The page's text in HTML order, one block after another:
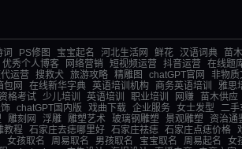
词 PS修图 宝宝起名 河北生活网 鲜花 汉语词典 苗
优秀个人博客 网络营销 短视频运营 抖音运营 在线题
运营 搜救犬 旅游攻略 精雕图 chatGPT官网 非物质
包网 在线新华字典 英语培训机构 商务英语培训 雅思
资格考试 少儿培训 英语培训 职业培训 网赚 苗木供应
chatGPT国内版 戏曲下载 企业服务 女士发型 二手
雕刻网 浮雕 雕塑艺术 玻璃钢雕塑 景观雕塑 资治通
教程 石家庄去痣哪里好 石家庄祛痣 石家庄点痣价格
女孩取名 周易取名 男孩取名 宝宝取名 周易起名 女